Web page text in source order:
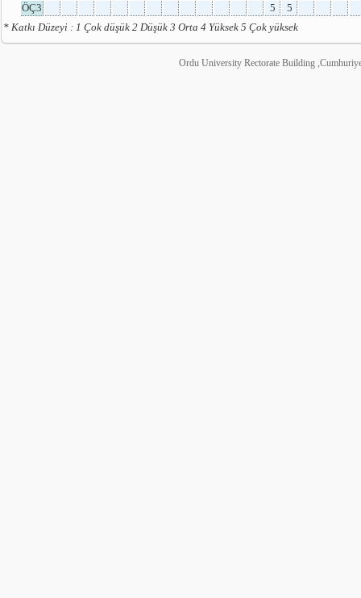
ÖÇ3 5
5
* Katkı Düzeyi : 1 Çok düşük 2 Düşük 3 Orta 4 Yüksek 5 Çok yüksek
Ordu University Rectorate Building